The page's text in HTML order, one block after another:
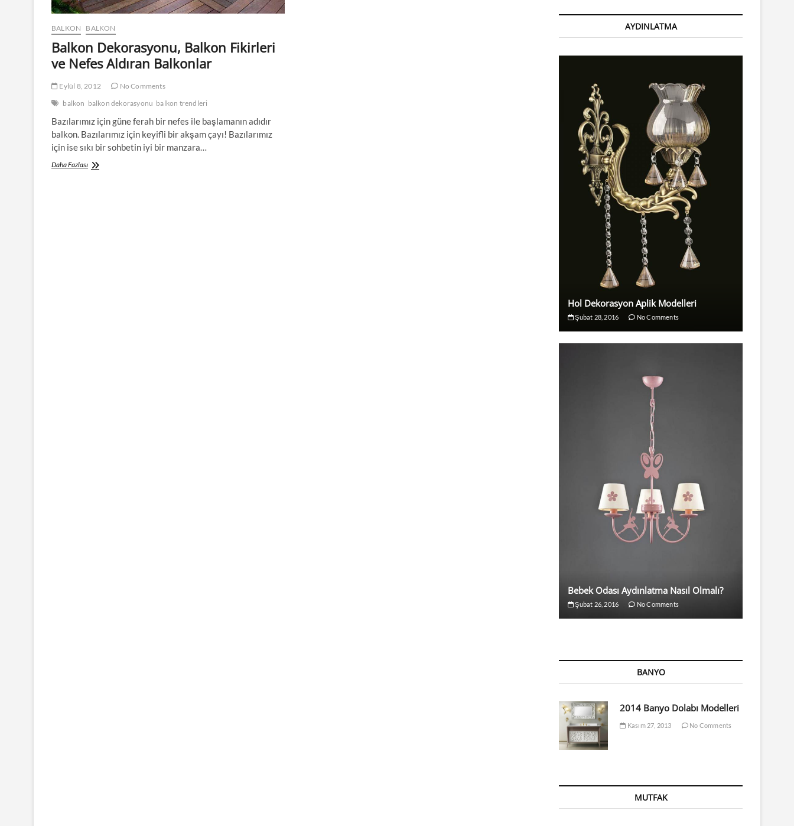
BALKON BALKON
Balkon Dekorasyonu, Balkon Fikirleri
ve Nefes Aldıran Balkonlar
Eylül 8, 2012
No Comments
balkon balkon dekorasyonu balkon trendleri
Bazılarımız için güne ferah bir nefes ile başlamanın adıdır
balkon. Bazılarımız için keyifli bir akşam çayı! Bazılarımız
için ise sıkı bir sohbetin iyi bir manzara…
Daha FazlasıBalkon
AYDINLATMA
Hol Dekorasyon Aplik Modelleri
Şubat 28, 2016 No Comments
Bebek Odası Aydınlatma Nasıl Olmalı?
Şubat 26, 2016 No Comments
BANYO
2014 Banyo Dolabı Modelleri
Kasım 27, 2013 No Comments
MUTFAK